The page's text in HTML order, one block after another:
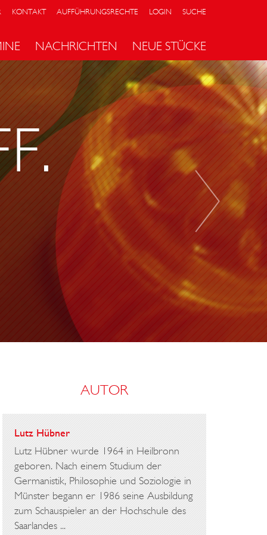
KONTAKT AUFFÜHRUNGSRECHTE LOGIN SUCHE
NACHRICHTEN
NEUE STÜCKE
D
E
R
H
A
N
AUTOR
Lutz Hübner
Lutz Hübner wurde 1964 in Heilbronn
geboren. Nach einem Studium der
Germanistik, Philosophie und Soziologie in
Münster begann er 1986 seine Ausbildung
zum Schauspieler an der Hochschule des
Saarlandes ...